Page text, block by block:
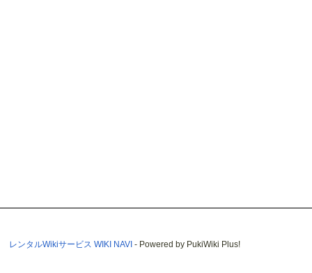
レンタルWikiサービス WIKI NAVI - Powered by PukiWiki Plus!